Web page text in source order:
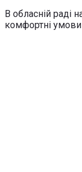
В обласній раді
комфортні умови